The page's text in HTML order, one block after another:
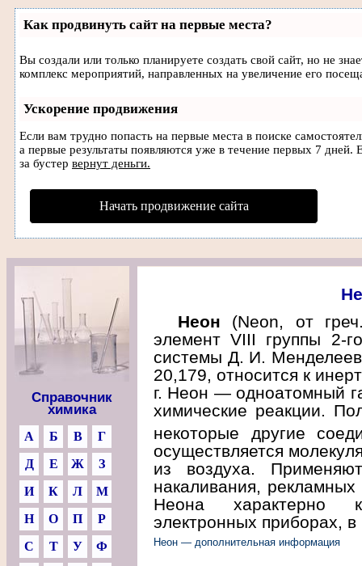
Как продвинуть сайт на первые места?
Вы создали или только планируете создать свой сайт, но не
комплекс мероприятий, направленных на увеличение его
Ускорение продвижения
Если вам трудно попасть на первые места в поиске
а первые результаты появляются уже в течение первых 7
за бустер вернут деньги.
Начать продвижение сайта
Справочник
химика
А Б В
Г
Д
Е Ж
З
И
К Л
М
Н
О П
Р
С
Т У
Ф
Неон (Neon, от
элемент VIII группы 2-
системы Д. И.
20,179, относится к
г. Неон — одноатомный
химические реакции.
некоторые другие
осуществляется
из воздуха.
накаливания,
Неона характерно
электронных приборах, в
Неон — дополнительная информация